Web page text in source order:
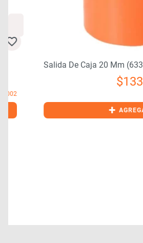
Salida De Caja 20 Mm
133
AGREGAR